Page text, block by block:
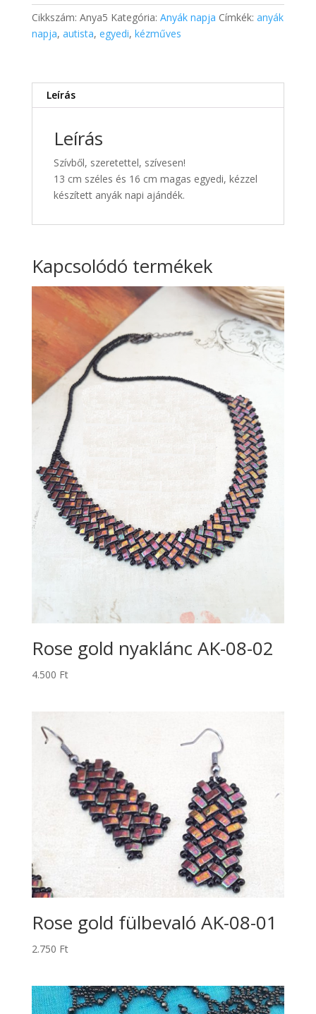
Cikkszám: Anya5 Kategória: Anyák napja Címkék: anyák
napja, autista, egyedi, kézműves
Leírás
Leírás
Szívből, szeretettel, szívesen!
13 cm széles és 16 cm magas egyedi, kézzel
készített anyák napi ajándék.
Kapcsolódó termékek
Rose gold nyaklánc AK-08-02
4.500 Ft
Rose gold fülbevaló AK-08-01
2.750 Ft